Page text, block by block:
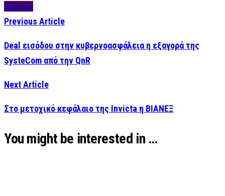
Metlen
Previous Article
Deal εισόδου στην κυβερνοασφάλεια η εξαγορά της
SysteCom από την QnR
Next Article
Στο μετοχικό κεφάλαιο της Invicta η ΒΙΑΝΕΞ
You might be interested in …